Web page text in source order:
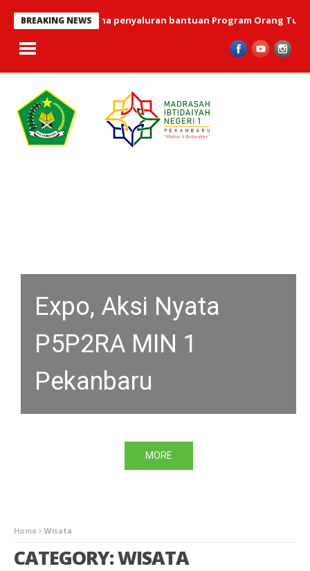
BREAKING NEWS
telah terlaksana penyaluran bantuan Program Orang Tua
Expo, Aksi Nyata
P5P2RA MIN 1
Pekanbaru
MORE
Home Wisata
CATEGORY: WISATA